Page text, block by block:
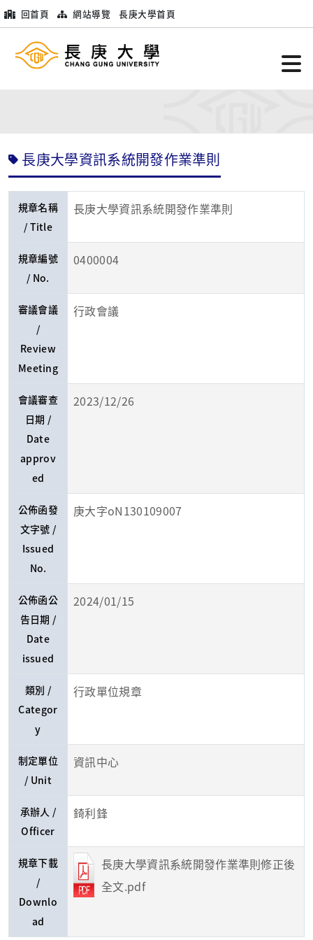
回首頁 網站導覽 長庚大學首頁
長庚大學資訊系統開發作業準則
規章名稱
/ Title
長庚大學資訊系統開發作業準則
規章編號
/ No.
0400004
審議會議
/
Review
Meeting
行政會議
會議審查
日期 /
Date
approv
ed
2023/12/26
公佈函發
文字號 /
Issued
No.
庚大字oN130109007
公佈函公
告日期 /
Date
issued
2024/01/15
類別 /
Categor
y
行政單位規章
制定單位
/ Unit
資訊中心
承辦人 /
Officer
錡利鋒
規章下載
/
Downlo
ad
長庚大學資訊系統開發作業準則修正後
全文.pdf